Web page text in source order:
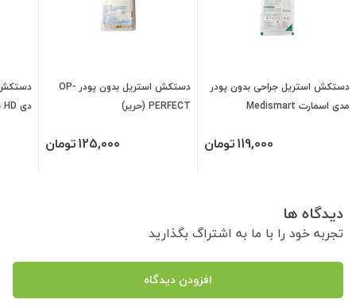
دستکش استریل جراحی بدون پودر
مدی اسمارت Medismart
119,000تومان
دستکش استریل بدون پودر OP-
PERFECT (حریر)
125,000تومان
دستکش
دی HD بدون پودر
دیدگاه ها
تجربه خود را با ما به اشتراگ بگذارید
افزودن دیدگاه